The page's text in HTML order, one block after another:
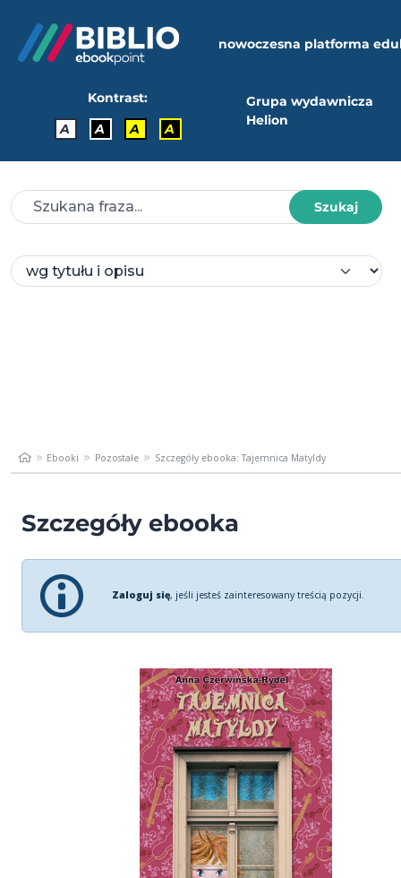
nowoczesna platforma
Kontrast:
A
A A A
Grupa wydawnicza
Helion
Szukaj
Ebooki Pozostałe Szczegóły ebooka: Tajemnica Matyldy
Szczegóły ebooka
Zaloguj się, jeśli jesteś zainteresowany treścią pozycji.